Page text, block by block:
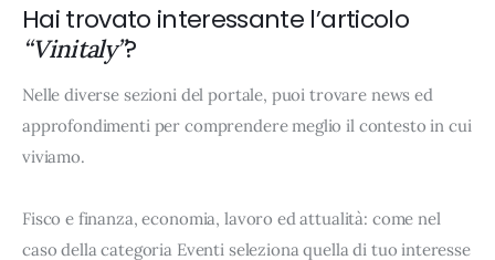
Hai trovato interessante l’articolo
“Vinitaly”?
Nelle diverse sezioni del portale, puoi trovare news ed
approfondimenti per comprendere meglio il contesto in cui
viviamo.
Fisco e finanza, economia, lavoro ed attualità: come nel
caso della categoria Eventi seleziona quella di tuo interesse